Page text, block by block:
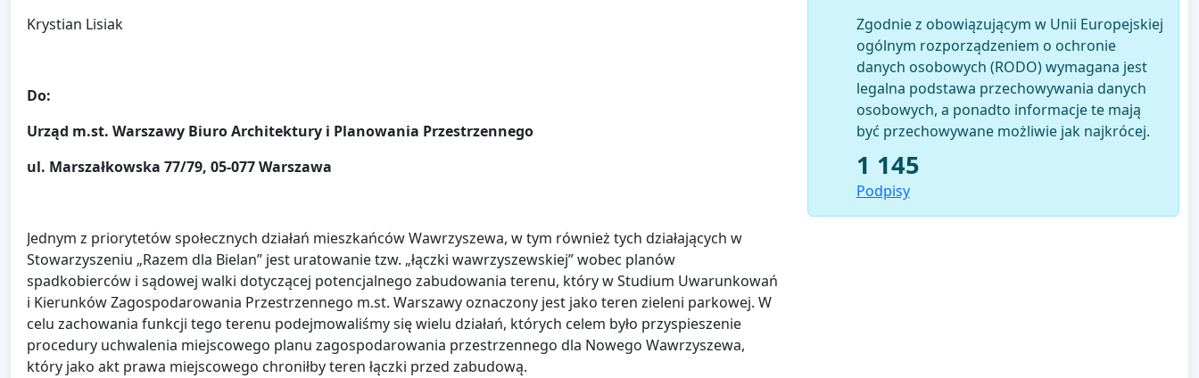
Krystian Lisiak
Do:
Urząd m.st. Warszawy Biuro Architektury i Planowania Przestrzennego
ul. Marszałkowska 77/79, 05-077 Warszawa
Jednym z priorytetów społecznych działań mieszkańców Wawrzyszewa, w tym również tych działających w
Stowarzyszeniu „Razem dla Bielan” jest uratowanie tzw. „łączki wawrzyszewskiej” wobec planów
spadkobierców i sądowej walki dotyczącej potencjalnego zabudowania terenu, który w Studium Uwarunkowań
i Kierunków Zagospodarowania Przestrzennego m.st. Warszawy oznaczony jest jako teren zieleni parkowej. W
celu zachowania funkcji tego terenu podejmowaliśmy się wielu działań, których celem było przyspieszenie
procedury uchwalenia miejscowego planu zagospodarowania przestrzennego dla Nowego Wawrzyszewa,
który jako akt prawa miejscowego chroniłby teren łączki przed zabudową.
Zgodnie z obowiązującym w Unii Europejskiej
ogólnym rozporządzeniem o ochronie
danych osobowych (RODO) wymagana jest
legalna podstawa przechowywania danych
osobowych, a ponadto informacje te mają
być przechowywane możliwie jak najkrócej.
1 145
Podpisy